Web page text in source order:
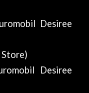
Desiree
Desiree